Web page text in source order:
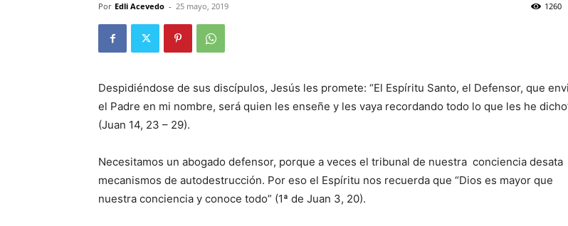
Por Edli Acevedo - 25 mayo, 2019 1260
Despidiéndose de sus discípulos, Jesús les promete: “El Espíritu Santo, el Defensor, que
el Padre en mi nombre, será quien les enseñe y les vaya recordando todo lo que les he
(Juan 14, 23 – 29).
Necesitamos un abogado defensor, porque a veces el tribunal de nuestra conciencia desata
mecanismos de autodestrucción. Por eso el Espíritu nos recuerda que “Dios es mayor que
nuestra conciencia y conoce todo” (1ª de Juan 3, 20).